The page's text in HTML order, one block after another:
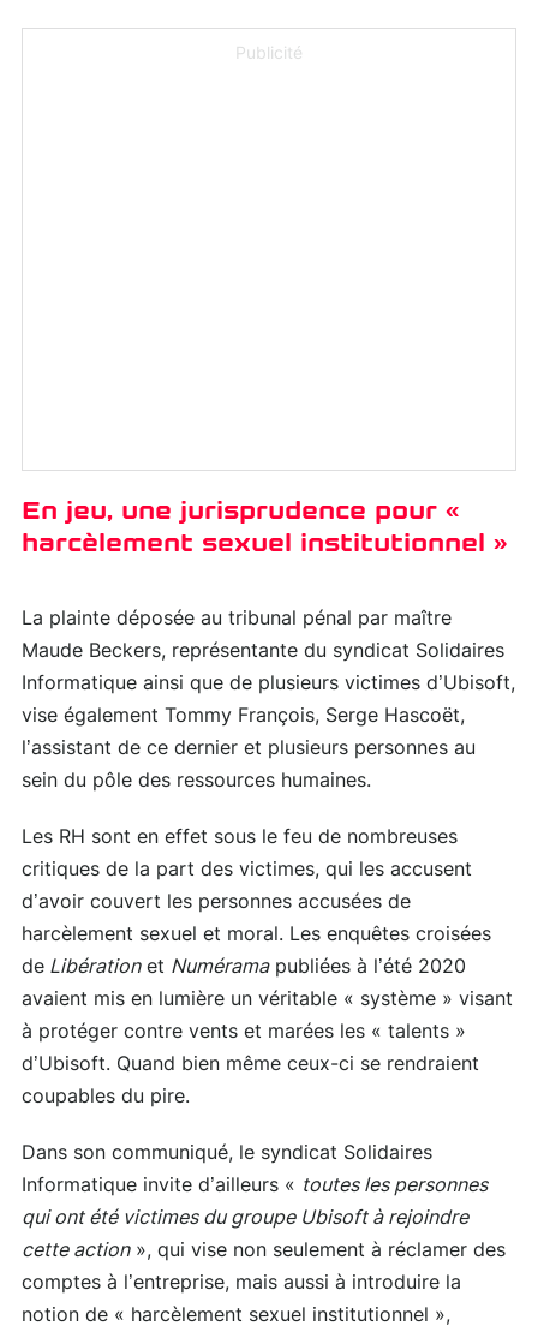
Publicité
En jeu, une jurisprudence pour «
harcèlement sexuel institutionnel »
La plainte déposée au tribunal pénal par maître
Maude Beckers, représentante du syndicat Solidaires
Informatique ainsi que de plusieurs victimes d’Ubisoft,
vise également Tommy François, Serge Hascoët,
l’assistant de ce dernier et plusieurs personnes au
sein du pôle des ressources humaines.
Les RH sont en effet sous le feu de nombreuses
critiques de la part des victimes, qui les accusent
d’avoir couvert les personnes accusées de
harcèlement sexuel et moral. Les enquêtes croisées
de Libérationet Numéramapubliées à l’été 2020
avaient mis en lumière un véritable « système » visant
à protéger contre vents et marées les « talents »
d’Ubisoft. Quand bien même ceux-ci se rendraient
coupables du pire.
Dans son communiqué, le syndicat Solidaires
Informatique invite d’ailleurs « toutes les personnes
qui ont été victimes du groupe Ubisoft à rejoindre
cette action», qui vise non seulement à réclamer des
comptes à l’entreprise, mais aussi à introduire la
notion de « harcèlement sexuel institutionnel »,